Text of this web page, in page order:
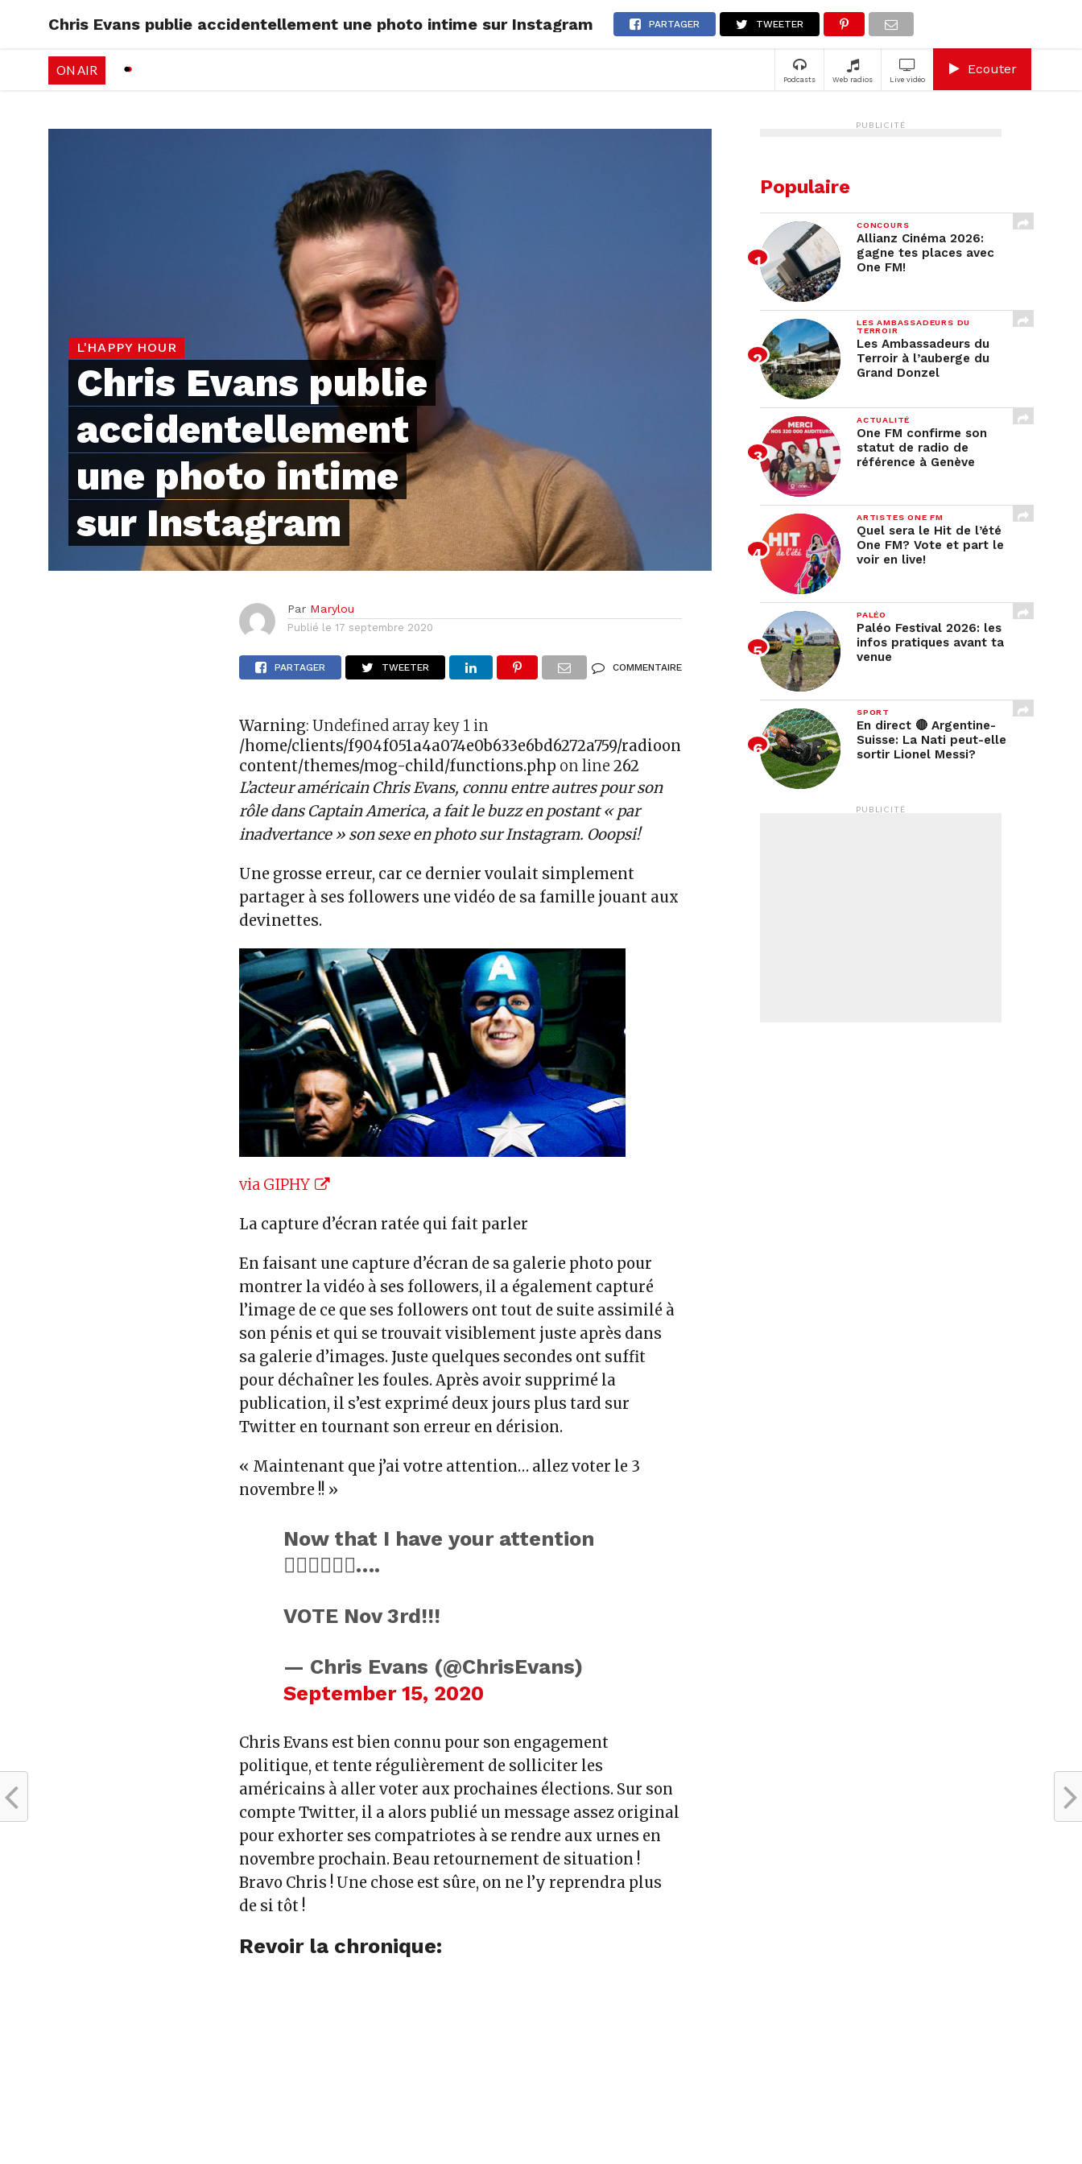
RADIO EMISSIONS LIFESTYLE POP CULTURE CONCOURS AGENDA
Chris Evans publie accidentellement une photo intime sur Instagram PARTAGER TWEETER
Podcasts Web radios Live vidéo
Ecouter
ON AIR
L'HAPPY HOUR
Chris Evans publie
accidentellement
une photo intime
sur Instagram
Par Marylou
Publié le 17 septembre 2020
PARTAGER TWEETER COMMENTAIRE
Warning: Undefined array key 1 in
/home/clients/f904f051a4a074e0b633e6bd6272a759/radioonefm/wp-
content/themes/mog-child/functions.php on line262
L’acteur américain Chris Evans, connu entre autres pour son
rôle dans Captain America, a fait le buzz en postant « par
inadvertance » son sexe en photo sur Instagram. Ooopsi!
Une grosse erreur, car ce dernier voulait simplement
partager à ses followers une vidéo de sa famille jouant aux
devinettes.
via GIPHY
La capture d’écran ratée qui fait parler
En faisant une capture d’écran de sa galerie photo pour
montrer la vidéo à ses followers, il a également capturé
l’image de ce que ses followers ont tout de suite assimilé à
son pénis et qui se trouvait visiblement juste après dans
sa galerie d’images. Juste quelques secondes ont suffit
pour déchaîner les foules.Après avoir supprimé la
publication, il s’est exprimé deux jours plus tard sur
Twitter en tournant son erreur en dérision.
« Maintenant que j’ai votre attention… allez voter le 3
novembre !! »
Now that I have your attention
🤦🏻‍♂️🤷🏻‍♂️….
VOTE Nov 3rd!!!
— Chris Evans (@ChrisEvans)
September 15, 2020
Chris Evans est bien connu pour son engagement
politique, et tente régulièrement de solliciter les
américains à aller voter aux prochaines élections. Sur son
compte Twitter, il a alors publié un message assez original
pour exhorter ses compatriotes à se rendre aux urnes en
novembre prochain. Beau retournement de situation !
Bravo Chris ! Une chose est sûre, on ne l’y reprendra plus
de si tôt !
Revoir la chronique:
PUBLICITÉ
Populaire
CONCOURS
Allianz Cinéma 2026:
gagne tes places avec
One FM!
LES AMBASSADEURS DU
TERROIR
Les Ambassadeurs du
Terroir à l’auberge du
Grand Donzel
ACTUALITÉ
One FM confirme son
statut de radio de
référence à Genève
ARTISTES ONE FM
Quel sera le Hit de l’été
One FM? Vote et part le
voir en live!
PALÉO
Paléo Festival 2026: les
infos pratiques avant ta
venue
SPORT
En direct 🔴 Argentine-
Suisse: La Nati peut-elle
sortir Lionel Messi?
PUBLICITÉ